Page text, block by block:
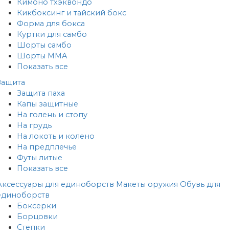
Кимоно тхэквондо
Кикбоксинг и тайский бокс
Форма для бокса
Куртки для самбо
Шорты самбо
Шорты MMA
Показать все
Защита паха
Капы защитные
На голень и стопу
На грудь
На локоть и колено
На предплечье
Футы литые
Показать все
для единоборств Макеты оружия Обувь для
Боксерки
Борцовки
Степки